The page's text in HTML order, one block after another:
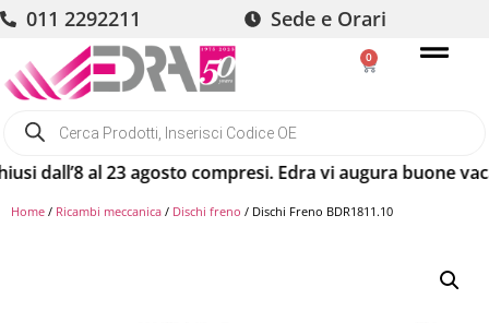
011 2292211 Sede e Orari
0
al 23 agosto compresi. Edra vi augura buone
Home / Ricambi meccanica / Dischi freno / Dischi Freno BDR1811.10